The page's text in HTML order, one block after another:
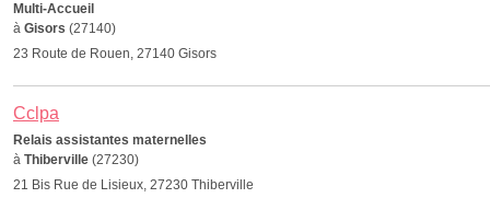
Multi-Accueil
à Gisors (27140)
23 Route de Rouen, 27140 Gisors
Cclpa
Relais assistantes maternelles
à Thiberville (27230)
21 Bis Rue de Lisieux, 27230 Thiberville